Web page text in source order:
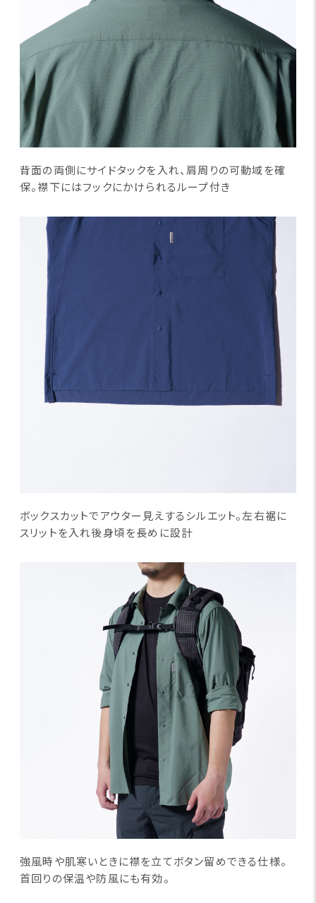
背面の両側にサイドタックを入れ、肩周りの可動域を確
保。襟下にはフックにかけられるループ付き
ボックスカットでアウター見えするシルエット。左右裾に
スリットを入れ後身頃を長めに設計
強風時や肌寒いときに襟を立てボタン留めできる仕様。
首回りの保温や防風にも有効。